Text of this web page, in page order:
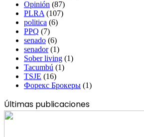
Opinión (87)
PLRA (107)
politica (6)
PPQ (7)
senado (6)
senador(1)
Sober living (1)
Tacumbú (1)
TSJE (16)
Форекс Брокеры (1)
Últimas publicaciones